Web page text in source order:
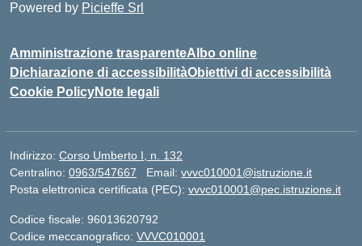
Powered by Picieffe Srl
Amministrazione trasparenteAlbo online
Dichiarazione di accessibilitàObiettivi di accessibilità
Cookie PolicyNote legali
Indirizzo: Corso Umberto I, n. 132
Centralino: 0963/547667 Email: vvvc010001@istruzione.it
Posta elettronica certificata (PEC): vvvc010001@pec.istruzione.it
Codice fiscale: 96013620792
Codice meccanografico: VVVC010001